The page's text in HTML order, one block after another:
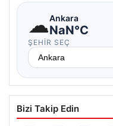
☁Ankara
NaN°C
ŞEHIR SEÇ
Bizi Takip Edin